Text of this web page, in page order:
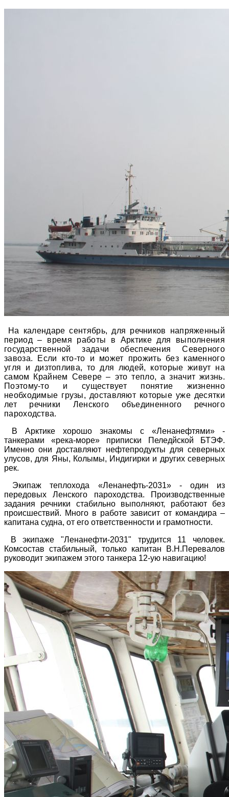
На календаре сентябрь, для речников напряженный
период – время работы в Арктике для выполнения
государственной задачи обеспечения Северного
завоза. Если кто-то и может прожить без каменного
угля и дизтоплива, то для людей, которые живут на
самом Крайнем Севере – это тепло, а значит жизнь.
Поэтому-то и существует понятие жизненно
необходимые грузы, доставляют которые уже десятки
лет речники Ленского объединенного речного
пароходства.
В Арктике хорошо знакомы с «Ленанефтями» -
танкерами «река-море» приписки Пеледйской БТЭФ.
Именно они доставляют нефтепродукты для северных
улусов, для Яны, Колымы, Индигирки и других северных
рек.
Экипаж теплохода «Ленанефть-2031» - один из
передовых Ленского пароходства. Производственные
задания речники стабильно выполняют, работают без
происшествий. Много в работе зависит от командира –
капитана судна, от его ответственности и грамотности.
В экипаже "Ленанефти-2031" трудится 11 человек.
Комсостав стабильный, только капитан В.Н.Перевалов
руководит экипажем этого танкера 12-ую навигацию!